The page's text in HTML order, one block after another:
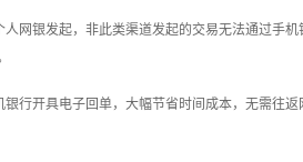
网银发起，非此类渠道发起的交易无法通过手
行开具电子回单，大幅节省时间成本，无需往返